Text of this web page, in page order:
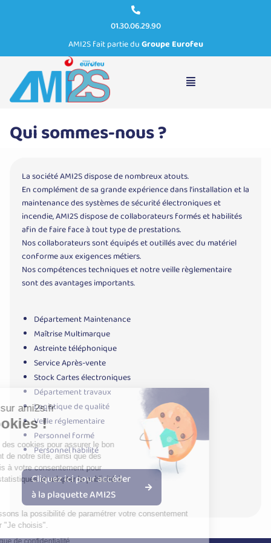
01.30.06.29.90
AMI2S fait partie duGroupe Eurofeu
Qui sommes-nous ?
La société AMI2S dispose de nombreux atouts.
En complément de sa grande expérience dans l’installation et la
maintenance des systèmes de sécurité électroniques et
incendie, AMI2S dispose de collaborateurs formés et habilités
afin de faire face à tout type de prestations.
Nos collaborateurs sont équipés et outillés avec du matériel
conforme aux exigences métiers.
Nos compétences techniques et notre veille règlementaire
sont des avantages importants.
Département Maintenance
Maîtrise Multimarque
Astreinte téléphonique
Service Après-vente
Stock Cartes électroniques
Département travaux
Logistique de qualité
Veille réglementaire
Personnel formé
Personnel habilité
Cliquez ici pour accéder
à la plaquette AMI2S